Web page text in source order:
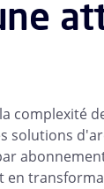
complexité
solutions